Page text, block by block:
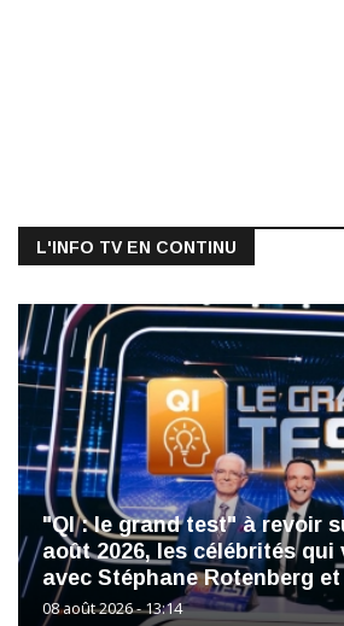
L'INFO TV EN CONTINU
"QI : le grand test" à revoir
août 2026, les célébrités qui
avec Stéphane Rotenberg
08 août 2026 - 13:14